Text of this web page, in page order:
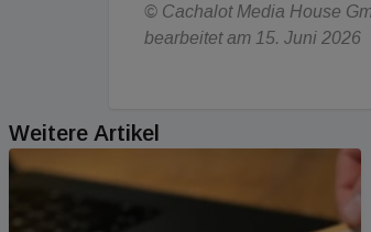
© Cachalot Media House
bearbeitet am 15. Juni 2026
Weitere Artikel